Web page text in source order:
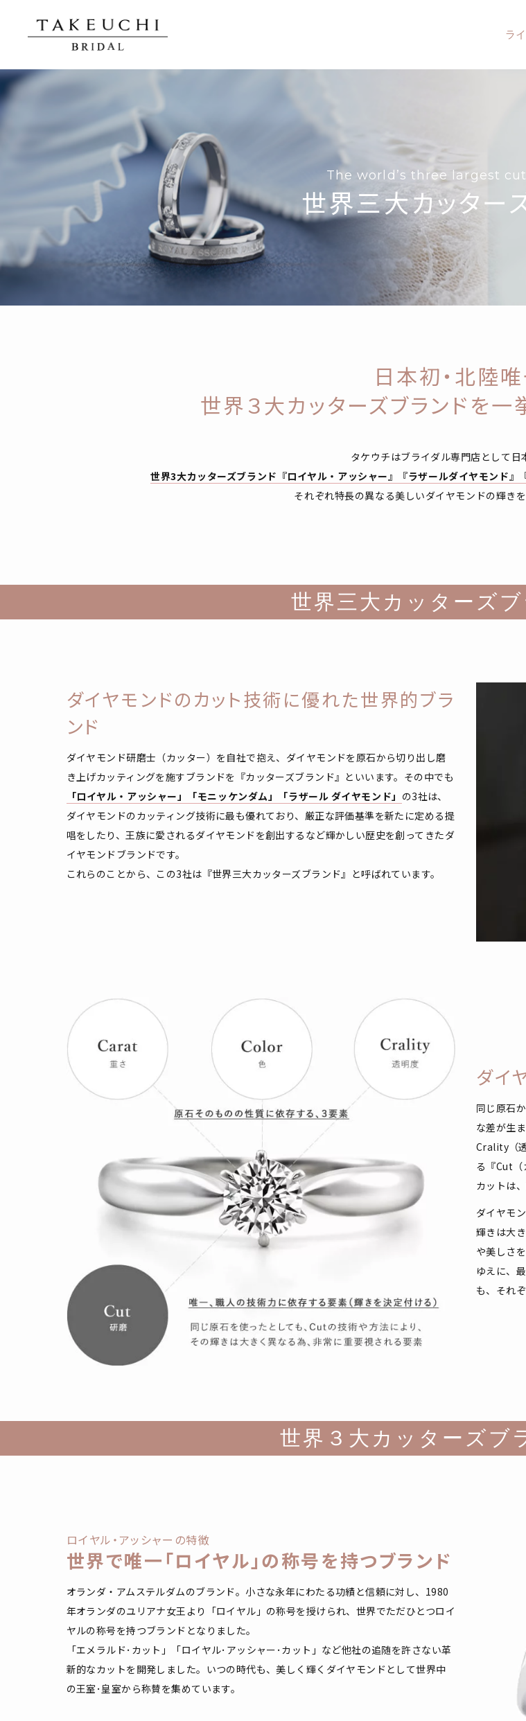
ラ
The world’s three largest
世界三大カッター
日本初・北陸唯
世界３大カッターズブランドを一
タケウチはブライダル専門店として日
世界3大カッターズブランド『ロイヤル・アッシャー』『ラザールダイヤモンド』
それぞれ特長の異なる美しいダイヤモンドの輝き
世界三大カッターズ
ダイヤモンドのカット技術に優れた世界的ブラ
ンド
ダイヤモンド研磨士（カッター）を自社で抱え、ダイヤモンドを原石から切り出し磨
き上げカッティングを施すブランドを『カッターズブランド』といいます。その中でも
「ロイヤル・アッシャー」「モニッケンダム」「ラザール ダイヤモンド」 の3社は、
ダイヤモンドのカッティング技術に最も優れており、厳正な評価基準を新たに定める提
唱をしたり、王族に愛されるダイヤモンドを創出するなど輝かしい歴史を創ってきたダ
イヤモンドブランドです。
これらのことから、この3社は『世界三大カッターズブランド』と呼ばれています。
ダイ
同じ原石
な差が生
Crality（
る『Cut（
カットは
ダイヤモ
輝きは大
や美しさ
ゆえに、
も、それ
世界３大カッターズブ
ロイヤル・アッシャーの特徴
世界で唯一「ロイヤル」の称号を持つブランド
オランダ・アムステルダムのブランド。小さな永年にわたる功績と信頼に対し、1980
年オランダのユリアナ女王より「ロイヤル」の称号を授けられ、世界でただひとつロイ
ヤルの称号を持つブランドとなりました。
「エメラルド･カット」「ロイヤル･アッシャー･カット」など他社の追随を許さない革
新的なカットを開発しました。いつの時代も、美しく輝くダイヤモンドとして世界中
の王室･皇室から称賛を集めています。